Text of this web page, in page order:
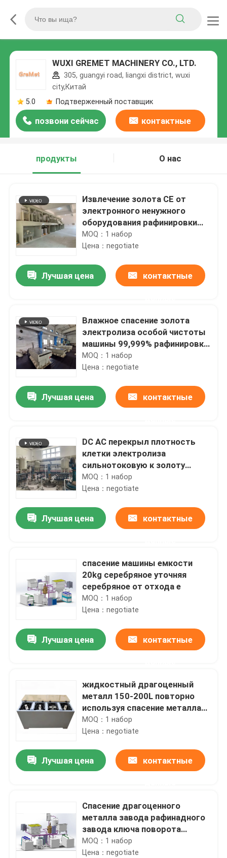
WUXI GREMET MACHINERY CO., LTD.
305, guangyi road, liangxi district, wuxi
city,Китай
5.0
Подтверженный поставщик
позвони сейчас контактные
продукты
О нас
Извлечение золота CE от
электронного ненужного
оборудования рафинировки
драгоценного металла
MOQ：1 набор
Цена：negotiate
Лучшая цена контактные
Влажное спасение золота
электролиза особой чистоты
машины 99,999% рафинировки
золота очищения пути
MOQ：1 набор
Цена：negotiate
Лучшая цена контактные
DC AC перекрыл плотность
клетки электролиза
сильнотоковую к золоту
очищенности 99,999%
MOQ：1 набор
Цена：negotiate
Лучшая цена контактные
спасение машины емкости
20kg серебряное уточняя
серебряное от отхода e
MOQ：1 набор
Цена：negotiate
Лучшая цена контактные
жидкостный драгоценный
металл 150-200L повторно
используя спасение металла
машины 99% от отработанной
воды
MOQ：1 набор
Цена：negotiate
Лучшая цена контактные
Спасение драгоценного
металла завода рафинадного
завода ключа поворота
серебряное от электронного
отхода
MOQ：1 набор
Цена：negotiate